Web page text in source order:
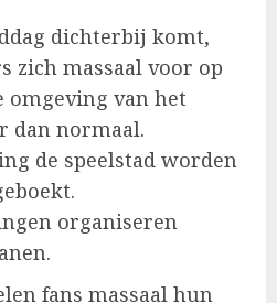
dichterbij komt,
zich massaal voor op
omgeving van het
dan normaal.
de speelstad worden
organiseren
fans massaal hun